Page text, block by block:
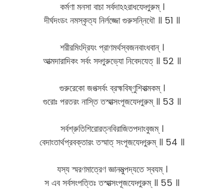
কর্মণা মনসা বাচা সর্বদাঽঽরাধযেদ্গুরুম্ ।
দীর্ঘদংডং নমস্কৃত্য নির্লজ্জো গুরুসন্নিধৌ ॥ 51 ॥
শরীরমিংদ্রিযং প্রাণমর্থস্বজনবাংধবান্ ।
আত্মদারাদিকং সর্বং সদ্গুরুভ্যো নিবেদযেত্ ॥ 52 ॥
গুরুরেকো জগত্সর্বং ব্রহ্মবিষ্ণুশিবাত্মকম্ ।
গুরোঃ পরতরং নাস্তি তস্মাত্সংপূজযেদ্গুরুম্ ॥ 53 ॥
সর্বশ্রুতিশিরোরত্নবিরাজিতপদাংবুজম্ ।
বেদাংতার্থপ্রবক্তারং তস্মাত্ সংপূজযেদ্গুরুম্ ॥ 54 ॥
যস্য স্মরণমাত্রেণ জ্ঞানমুত্পদ্যতে স্বযম্ ।
স এব সর্বসংপত্তিঃ তস্মাত্সংপূজযেদ্গুরুম্ ॥ 55 ॥